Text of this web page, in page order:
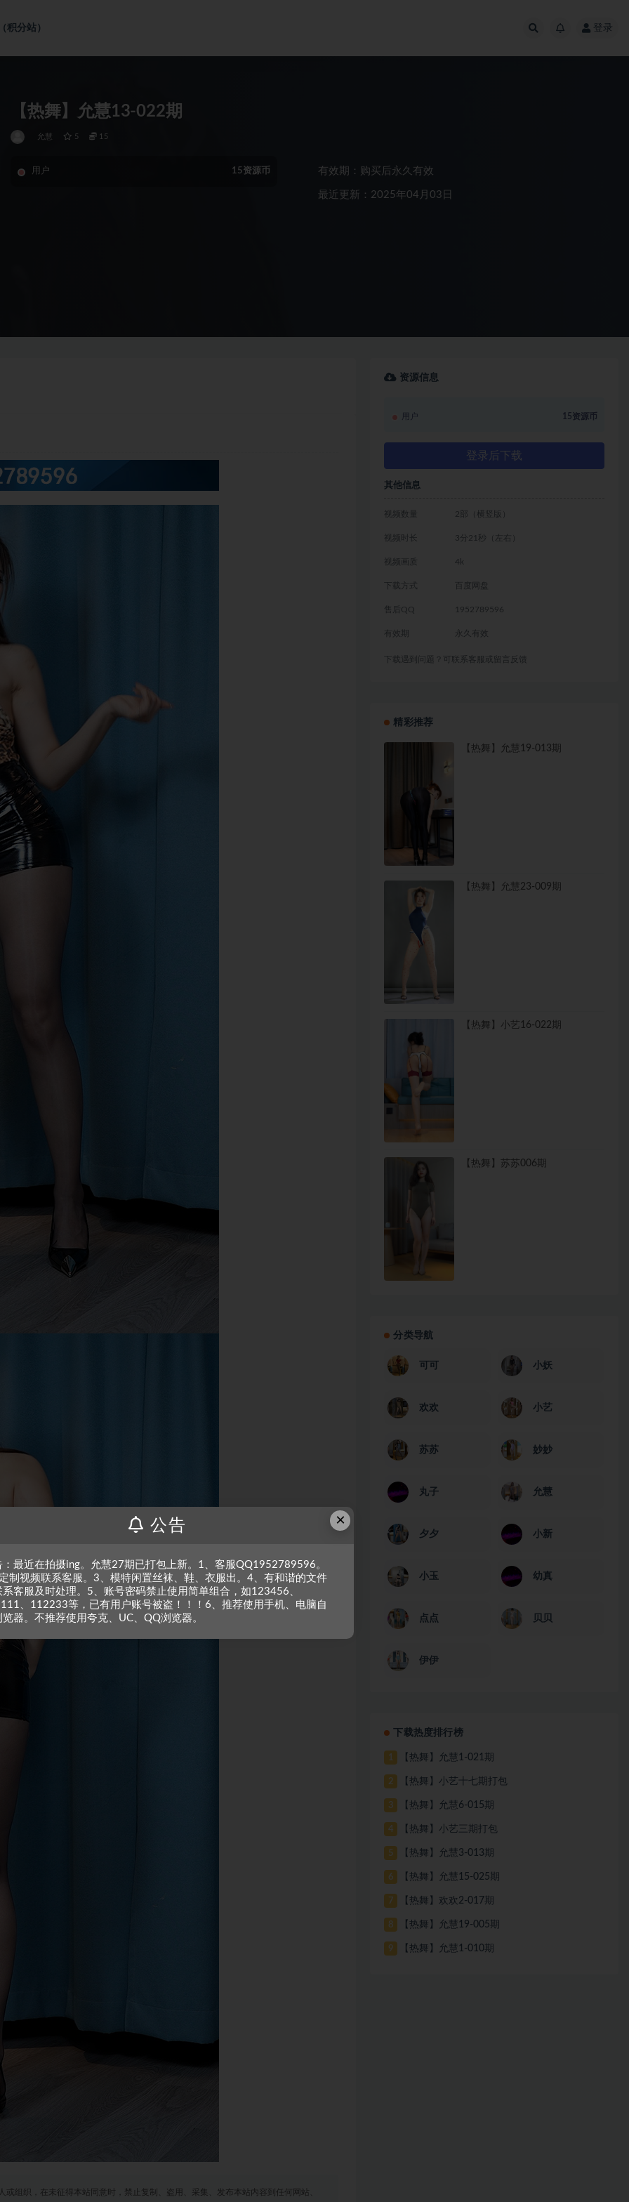
积分站） 登录
【热舞】允慧13-022期
允慧 5 15
用户 15资源币 有效期：购买后永久有效
最近更新：2025年04月03日
组织，在未征得本站同意时，禁止复制、盗用、采集、发布本站内容到任何网站、
资源信息
用户 15资源币
登录后下载
其他信息
视频数量 2部（横竖版）
视频时长 3分21秒（左右）
视频画质 4k
下载方式 百度网盘
售后QQ 1952789596
有效期 永久有效
下载遇到问题？可联系客服或留言反馈
精彩推荐
【热舞】允慧19-013期
【热舞】允慧23-009期
【热舞】小艺16-022期
【热舞】苏苏006期
分类导航
可可 小妖
欢欢 小艺
苏苏 妙妙
丸子 允慧
夕夕 小新
小玉 幼真
点点 贝贝
伊伊
下载热度排行榜
1 【热舞】允慧1-021期
2 【热舞】小艺十七期打包
3 【热舞】允慧6-015期
4 【热舞】小艺三期打包
5 【热舞】允慧3-013期
6 【热舞】允慧15-025期
7 【热舞】欢欢2-017期
8 【热舞】允慧19-005期
9 【热舞】允慧1-010期
×
公告
：最近在拍摄ing。允慧27期已打包上新。1、客服QQ1952789596。
制视频联系客服。3、模特闲置丝袜、鞋、衣服出。4、有和谐的文件
系客服及时处理。5、账号密码禁止使用简单组合，如123456、
、112233等，已有用户账号被盗！！！6、推荐使用手机、电脑自
览器。不推荐使用夸克、UC、QQ浏览器。